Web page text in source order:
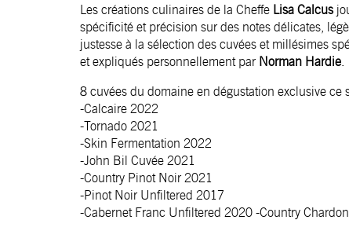
Les créations culinaires de la Cheffe Lisa Calcus
spécificité et précision sur des notes délicates,
justesse à la sélection des cuvées et millésimes
et expliqués personnellement par Norman Hardie
8 cuvées du domaine en dégustation exclusive ce
-Calcaire 2022
-Tornado 2021
-Skin Fermentation 2022
-John Bil Cuvée 2021
-Country Pinot Noir 2021
-Pinot Noir Unfiltered 2017
-Cabernet Franc Unfiltered 2020 -Country